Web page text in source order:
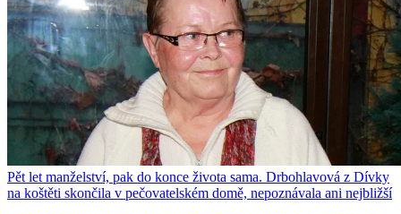
Pět let manželství, pak do konce života sama. Drbohlavová z Dívky
na koštěti skončila v pečovatelském domě, nepoznávala ani nejbližší